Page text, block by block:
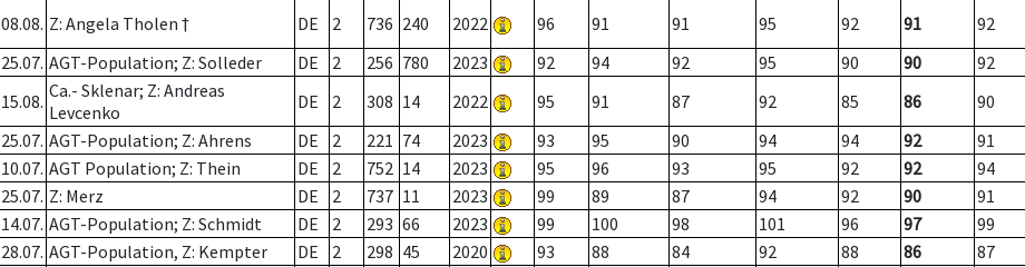
08.08. Z: Angela Tholen † DE 2 736 240 2022 96 91 91 95 92 91
92
25.07. AGT-Population; Z: Solleder DE 2 256 780 2023 92 94 92 95 90 90
92
15.08. Ca.- Sklenar; Z: Andreas
Levcenko
DE 2 308 14 2022 95 91 87 92 85 86
90
25.07. AGT-Population; Z: Ahrens DE 2 221 74 2023 93 95 90 94 94 92
91
10.07. AGT Population; Z: Thein DE 2 752 14 2023 95 96 93 95 92 92
94
25.07. Z: Merz DE 2 737 11 2023 99 89 87 94 92 90
91
14.07. AGT-Population; Z: Schmidt DE 2 293 66 2023 99 100 98 101 96 97
99
28.07. AGT-Population, Z: Kempter DE 2 298 45 2020 93 88 84 92 88 86
87